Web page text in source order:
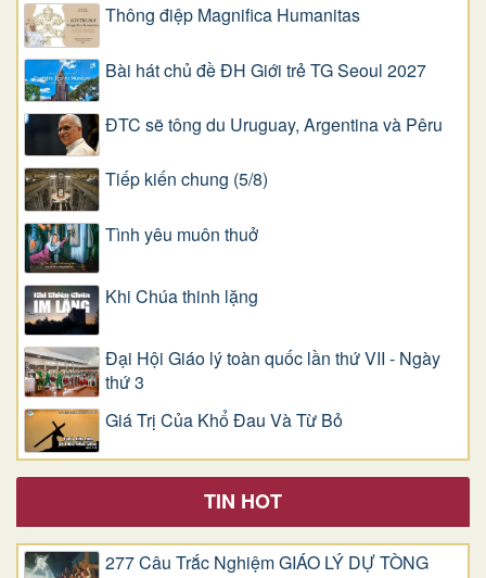
Thông điệp Magnifica Humanitas
Bài hát chủ đề ĐH Giới trẻ TG Seoul 2027
ĐTC sẽ tông du Uruguay, Argentina và Pêru
Tiếp kiến chung (5/8)
Tình yêu muôn thuở
Khi Chúa thinh lặng
Đại Hội Giáo lý toàn quốc lần thứ VII - Ngày
thứ 3
Giá Trị Của Khổ Ðau Và Từ Bỏ
TIN HOT
277 Câu Trắc Nghiệm GIÁO LÝ DỰ TÒNG